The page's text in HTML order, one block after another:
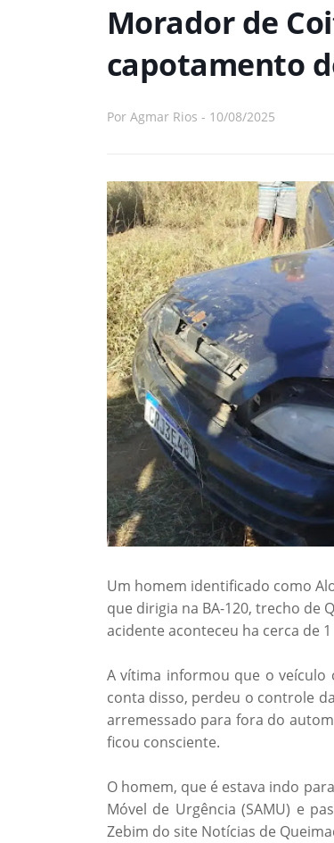
Morador de
capotamento
Por Agmar Rios - 10/08/2025
Um homem identificado como
que dirigia na BA-120, trecho de
acidente aconteceu ha cerca de
A vítima informou que o
conta disso, perdeu o controle
arremessado para fora do
ficou consciente.
O homem, que é estava indo
Móvel de Urgência (SAMU) e
Zebim do site Notícias de